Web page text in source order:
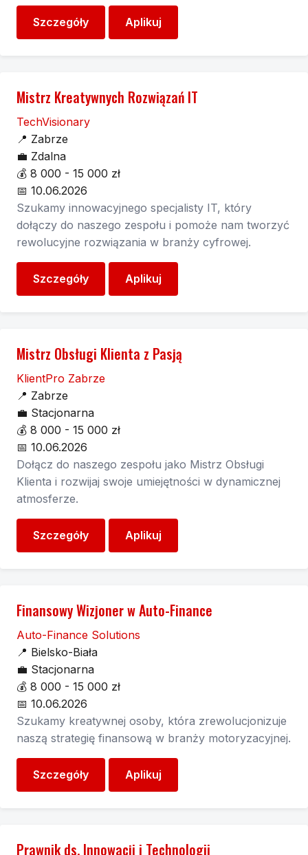
Szczegóły Aplikuj
Mistrz Kreatywnych Rozwiązań IT
TechVisionary
📍 Zabrze
💼 Zdalna
💰 8 000 - 15 000 zł
📅 10.06.2026
Szukamy innowacyjnego specjalisty IT, który
dołączy do naszego zespołu i pomoże nam tworzyć
rewolucyjne rozwiązania w branży cyfrowej.
Szczegóły Aplikuj
Mistrz Obsługi Klienta z Pasją
KlientPro Zabrze
📍 Zabrze
💼 Stacjonarna
💰 8 000 - 15 000 zł
📅 10.06.2026
Dołącz do naszego zespołu jako Mistrz Obsługi
Klienta i rozwijaj swoje umiejętności w dynamicznej
atmosferze.
Szczegóły Aplikuj
Finansowy Wizjoner w Auto-Finance
Auto-Finance Solutions
📍 Bielsko-Biała
💼 Stacjonarna
💰 8 000 - 15 000 zł
📅 10.06.2026
Szukamy kreatywnej osoby, która zrewolucjonizuje
naszą strategię finansową w branży motoryzacyjnej.
Szczegóły Aplikuj
Prawnik ds. Innowacji i Technologii